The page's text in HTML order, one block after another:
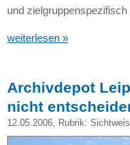
und
weiterlesen »
Archivdepot
nicht
12.05.2006, Rubrik: